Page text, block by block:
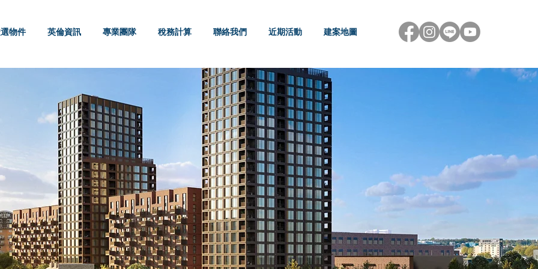
物件 英倫資訊 專業團隊 稅務計算 聯絡我們 近期活動 建案地圖